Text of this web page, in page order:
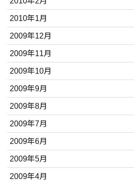
2010年1月
2009年12月
2009年11月
2009年10月
2009年9月
2009年8月
2009年7月
2009年6月
2009年5月
2009年4月